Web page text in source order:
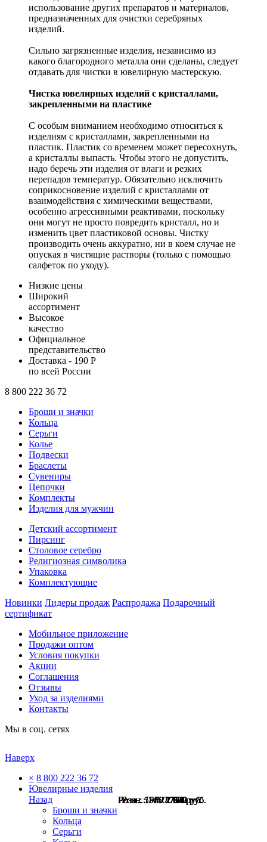
Розн.:5580 2 902руб.
Розн.:1450 754руб.
Розн.:1450 754руб.
Розн.:1450 754руб.
Розн.:1980 1 030руб.
Розн.:1980 1 030руб.
Розн.:1980 1 030руб.
использование других препаратов и материалов,
предназначенных для очистки серебряных
изделий.
Сильно загрязненные изделия, независимо из
какого благородного металла они сделаны, следует
отдавать для чистки в ювелирную мастерскую.
Чистка ювелирных изделий с кристаллами,
закрепленными на пластике
С особым вниманием необходимо относиться к
изделиям с кристаллами, закрепленными на
пластик. Пластик со временем может пересохнуть,
а кристаллы выпасть. Чтобы этого не допустить,
надо беречь эти изделия от влаги и резких
перепадов температур. Обязательно исключить
соприкосновение изделий с кристаллами от
взаимодействия с химическими веществами,
особенно агрессивными реактивами, поскольку
они могут не просто повредить кристалл, но и
изменить цвет пластиковой основы. Чистку
производить очень аккуратно, ни в коем случае не
опуская в чистящие растворы (только с помощью
салфеток по уходу).
Низкие цены
Широкий
ассортимент
Высокое
качество
Официальное
представительство
Доставка - 190 Р
по всей России
8 800 222 36 72
Броши и значки
Кольца
Серьги
Колье
Подвески
Браслеты
Сувениры
Цепочки
Комплекты
Изделия для мужчин
Детский ассортимент
Пирсинг
Столовое серебро
Религиозная символика
Упаковка
Комплектующие
Новинки Лидеры продаж Распродажа Подарочный
сертификат
Мобильное приложение
Продажи оптом
Условия покупки
Акции
Соглашения
Отзывы
Уход за изделиями
Контакты
Мы в соц. сетях
Наверх
× 8 800 222 36 72
Ювелирные изделия
Назад
Броши и значки
Кольца
Серьги